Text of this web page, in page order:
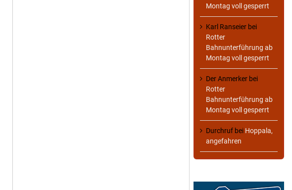
Montag voll gesperrt
Karl Ranseier bei
Rotter
Bahnunterführung ab
Montag voll gesperrt
Der Anmerker bei
Rotter
Bahnunterführung ab
Montag voll gesperrt
Durchruf bei Hoppala,
angefahren